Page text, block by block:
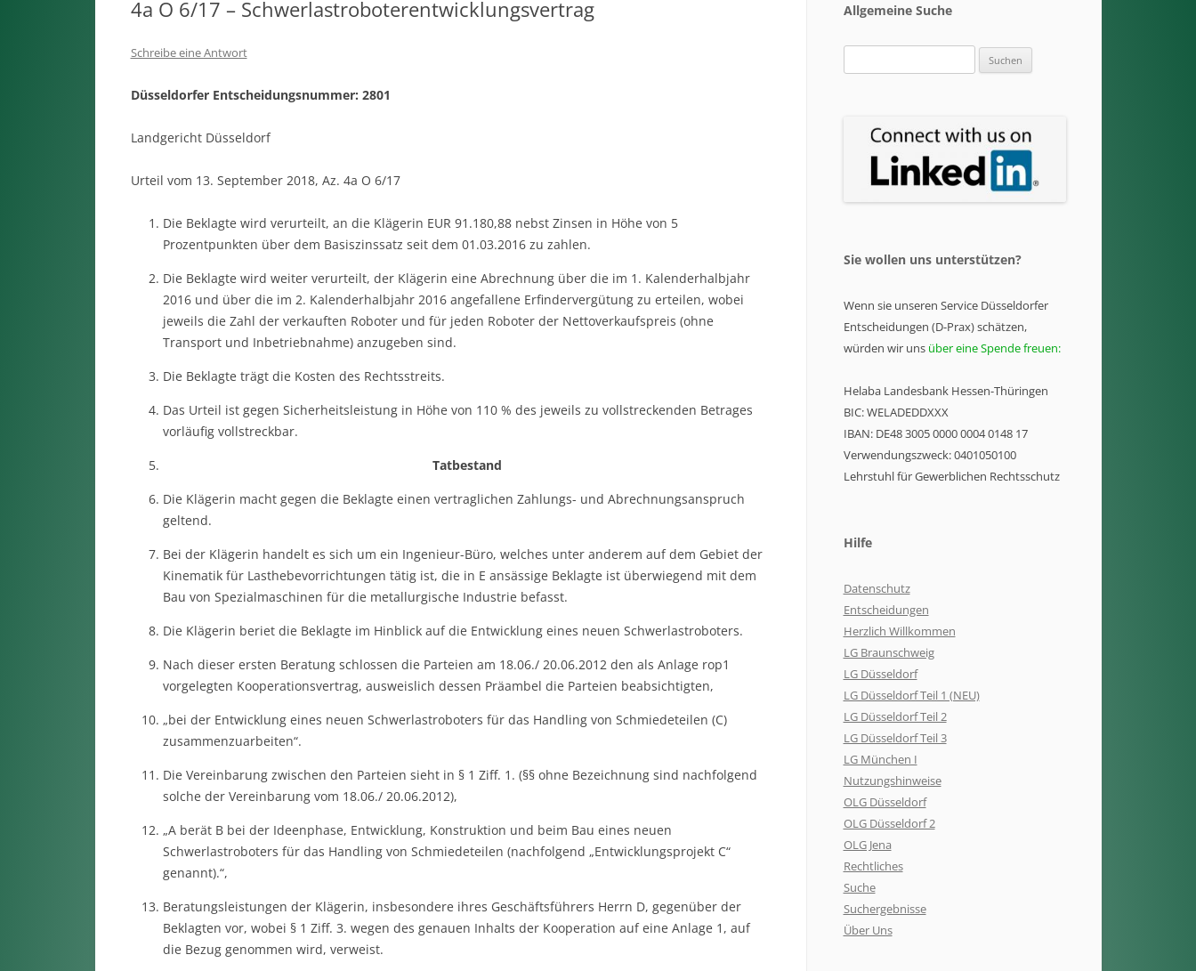
4a O 6/17 – Schwerlastroboterentwicklungsvertrag
Schreibe eine Antwort
Düsseldorfer Entscheidungsnummer: 2801
Landgericht Düsseldorf
Urteil vom 13. September 2018, Az. 4a O 6/17
Die Beklagte wird verurteilt, an die Klägerin EUR 91.180,88 nebst Zinsen in Höhe von 5
Prozentpunkten über dem Basiszinssatz seit dem 01.03.2016 zu zahlen.
Die Beklagte wird weiter verurteilt, der Klägerin eine Abrechnung über die im 1. Kalenderhalbjahr
2016 und über die im 2. Kalenderhalbjahr 2016 angefallene Erfindervergütung zu erteilen, wobei
jeweils die Zahl der verkauften Roboter und für jeden Roboter der Nettoverkaufspreis (ohne
Transport und Inbetriebnahme) anzugeben sind.
Die Beklagte trägt die Kosten des Rechtsstreits.
Das Urteil ist gegen Sicherheitsleistung in Höhe von 110 % des jeweils zu vollstreckenden Betrages
vorläufig vollstreckbar.
Tatbestand
Die Klägerin macht gegen die Beklagte einen vertraglichen Zahlungs- und Abrechnungsanspruch
geltend.
Bei der Klägerin handelt es sich um ein Ingenieur-Büro, welches unter anderem auf dem Gebiet der
Kinematik für Lasthebevorrichtungen tätig ist, die in E ansässige Beklagte ist überwiegend mit dem
Bau von Spezialmaschinen für die metallurgische Industrie befasst.
Die Klägerin beriet die Beklagte im Hinblick auf die Entwicklung eines neuen Schwerlastroboters.
Nach dieser ersten Beratung schlossen die Parteien am 18.06./ 20.06.2012 den als Anlage rop1
vorgelegten Kooperationsvertrag, ausweislich dessen Präambel die Parteien beabsichtigten,
„bei der Entwicklung eines neuen Schwerlastroboters für das Handling von Schmiedeteilen (C)
zusammenzuarbeiten“.
Die Vereinbarung zwischen den Parteien sieht in § 1 Ziff. 1. (§§ ohne Bezeichnung sind nachfolgend
solche der Vereinbarung vom 18.06./ 20.06.2012),
„A berät B bei der Ideenphase, Entwicklung, Konstruktion und beim Bau eines neuen
Schwerlastroboters für das Handling von Schmiedeteilen (nachfolgend „Entwicklungsprojekt C“
genannt).“,
Beratungsleistungen der Klägerin, insbesondere ihres Geschäftsführers Herrn D, gegenüber der
Beklagten vor, wobei § 1 Ziff. 3. wegen des genauen Inhalts der Kooperation auf eine Anlage 1, auf
die Bezug genommen wird, verweist.
Allgemeine Suche
nach:
Sie wollen uns unterstützen?
Wenn sie unseren Service Düsseldorfer
Entscheidungen (D-Prax) schätzen,
würden wir uns über eine Spende freuen:
Helaba Landesbank Hessen-Thüringen
BIC: WELADEDDXXX
IBAN: DE48 3005 0000 0004 0148 17
Verwendungszweck: 0401050100
Lehrstuhl für Gewerblichen Rechtsschutz
Hilfe
Datenschutz
Entscheidungen
Herzlich Willkommen
LG Braunschweig
LG Düsseldorf
LG Düsseldorf Teil 1 (NEU)
LG Düsseldorf Teil 2
LG Düsseldorf Teil 3
LG München I
Nutzungshinweise
OLG Düsseldorf
OLG Düsseldorf 2
OLG Jena
Rechtliches
Suche
Suchergebnisse
Über Uns